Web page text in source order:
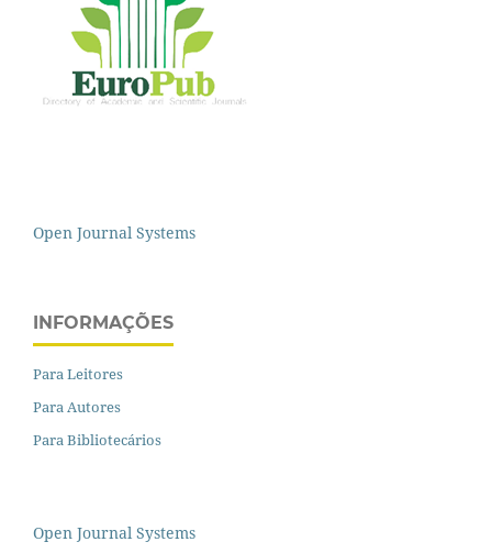
Open Journal Systems
INFORMAÇÕES
Para Leitores
Para Autores
Para Bibliotecários
Open Journal Systems